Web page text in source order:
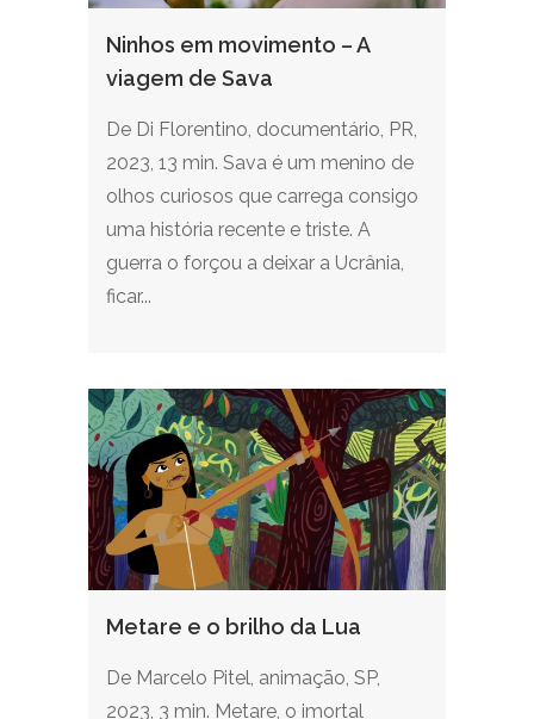
Ninhos em movimento – A
viagem de Sava
De Di Florentino, documentário, PR,
2023, 13 min. Sava é um menino de
olhos curiosos que carrega consigo
uma história recente e triste. A
guerra o forçou a deixar a Ucrânia,
ficar...
Metare e o brilho da Lua
De Marcelo Pitel, animação, SP,
2023, 3 min. Metare, o imortal